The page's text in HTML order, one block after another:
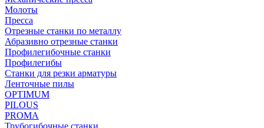
Молоты
Пресса
Отрезные станки по металлу
Абразивно отрезные станки
Профилегибочные станки
Профилегибы
Станки для резки арматуры
Ленточные пилы
OPTIMUM
PILOUS
PROMA
Трубогибочные станки